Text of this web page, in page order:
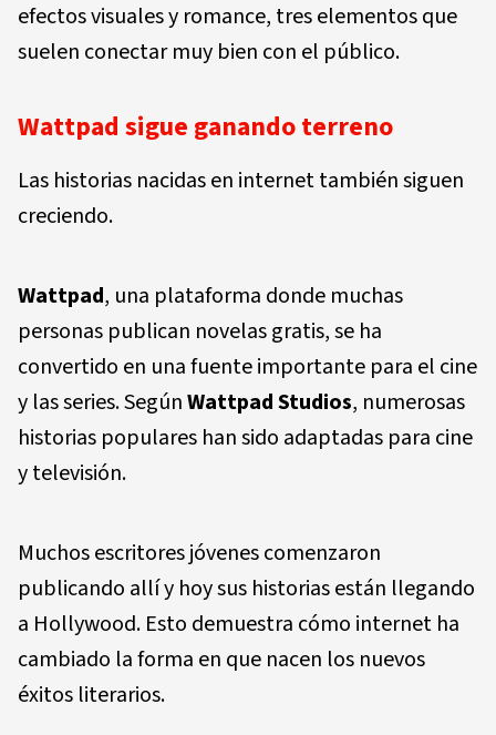
efectos visuales y romance, tres elementos que
suelen conectar muy bien con el público.
Wattpad sigue ganando terreno
Las historias nacidas en internet también siguen
creciendo.
Wattpad, una plataforma donde muchas
personas publican novelas gratis, se ha
convertido en una fuente importante para el cine
y las series. SegúnWattpad Studios, numerosas
historias populares han sido adaptadas para cine
y televisión.
Muchos escritores jóvenes comenzaron
publicando allí y hoy sus historias están llegando
a Hollywood. Esto demuestra cómo internet ha
cambiado la forma en que nacen los nuevos
éxitos literarios.